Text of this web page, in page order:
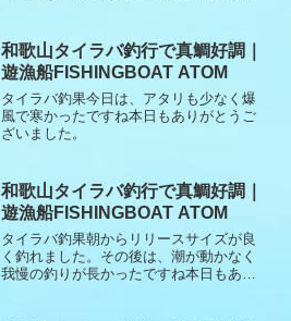
和歌山タイラバ釣行で真鯛好調｜
遊漁船FISHINGBOAT ATOM
タイラバ釣果今日は、アタリも少なく爆
風で寒かったですね本日もありがとうご
ざいました。
和歌山タイラバ釣行で真鯛好調｜
遊漁船FISHINGBOAT ATOM
タイラバ釣果朝からリリースサイズが良
く釣れました。その後は、潮が動かなく
我慢の釣りが長かったですね本日もあり